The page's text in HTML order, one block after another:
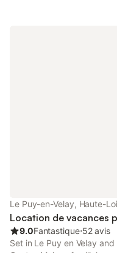
Le Puy-en-Velay, Haute-
Location de vacances
9.0Fantastique⋅52 avis
Set in Le Puy en Velay